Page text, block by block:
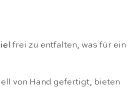
frei zu entfalten, was für ein
von Hand gefertigt, bieten